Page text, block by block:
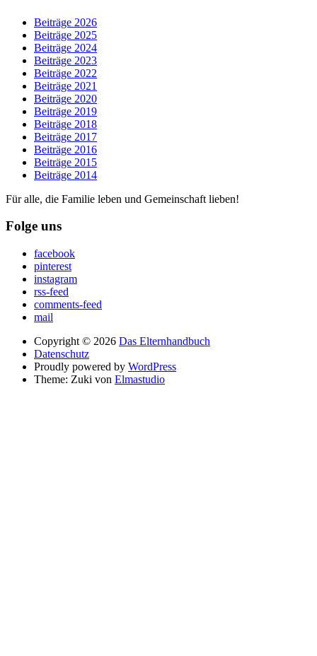
Beiträge 2026
Beiträge 2025
Beiträge 2024
Beiträge 2023
Beiträge 2022
Beiträge 2021
Beiträge 2020
Beiträge 2019
Beiträge 2018
Beiträge 2017
Beiträge 2016
Beiträge 2015
Beiträge 2014
Für alle, die Familie leben und Gemeinschaft lieben!
Folge uns
facebook
pinterest
instagram
rss-feed
comments-feed
mail
Copyright © 2026 Das Elternhandbuch
Datenschutz
Proudly powered by WordPress
Theme: Zuki von Elmastudio